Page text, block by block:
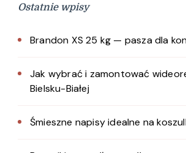
Ostatnie wpisy
Brandon XS 25 kg — pasza dla
Jak wybrać i zamontować
Bielsku-Białej
Śmieszne napisy idealne na